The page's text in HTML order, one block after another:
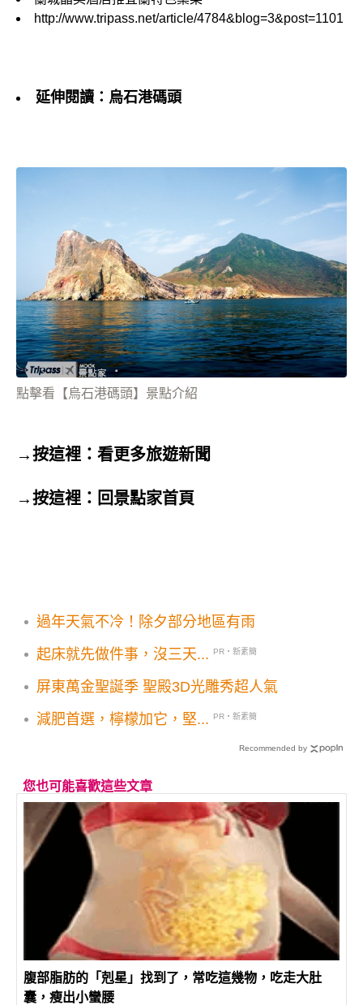
http://www.tripass.net/article/4784&blog=3&post=1101
延伸閱讀：烏石港碼頭
點擊看【烏石港碼頭】景點介紹
→按這裡：看更多旅遊新聞
→按這裡：回景點家首頁
過年天氣不冷！除夕部分地區有雨
起床就先做件事，沒三天...
PR・新素簡
屏東萬金聖誕季 聖殿3D光雕秀超人氣
減肥首選，檸檬加它，堅...
PR・新素簡
Recommended by
您也可能喜歡這些文章
腹部脂肪的「剋星」找到了，常吃這幾物，吃走大肚
囊，瘦出小蠻腰